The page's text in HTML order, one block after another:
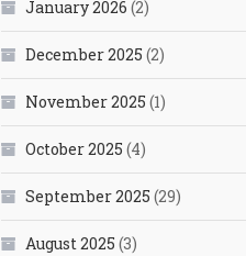
January 2026 (2)
December 2025 (2)
November 2025 (1)
October 2025 (4)
September 2025 (29)
August 2025 (3)